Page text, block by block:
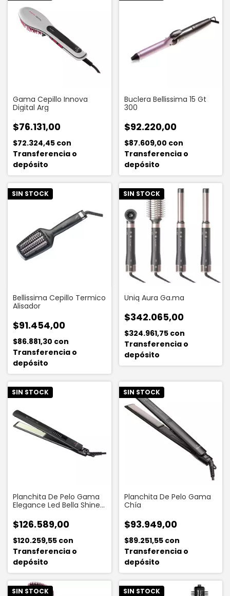
Gama Cepillo Innova
Digital Arg
$76.131,00
$72.324,45 con
Transferencia o
depósito
Buclera Bellissima 15 Gt
300
$92.220,00
$87.609,00 con
Transferencia o
depósito
SIN STOCK
Bellissima Cepillo Termico
Alisador
$91.454,00
$86.881,30 con
Transferencia o
depósito
SIN STOCK
Uniq Aura Ga.ma
$342.065,00
$324.961,75 con
Transferencia o
depósito
SIN STOCK
Planchita De Pelo Gama
Elegance Led Bella Shine
$126.589,00
$120.259,55 con
Transferencia o
depósito
SIN STOCK
Planchita De Pelo Gama
Chía
$93.949,00
$89.251,55 con
Transferencia o
depósito
SIN STOCK SIN STOCK